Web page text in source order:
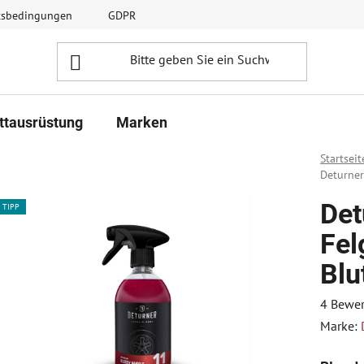
GDPR
Marken
Die
4
Marke:
TIPP